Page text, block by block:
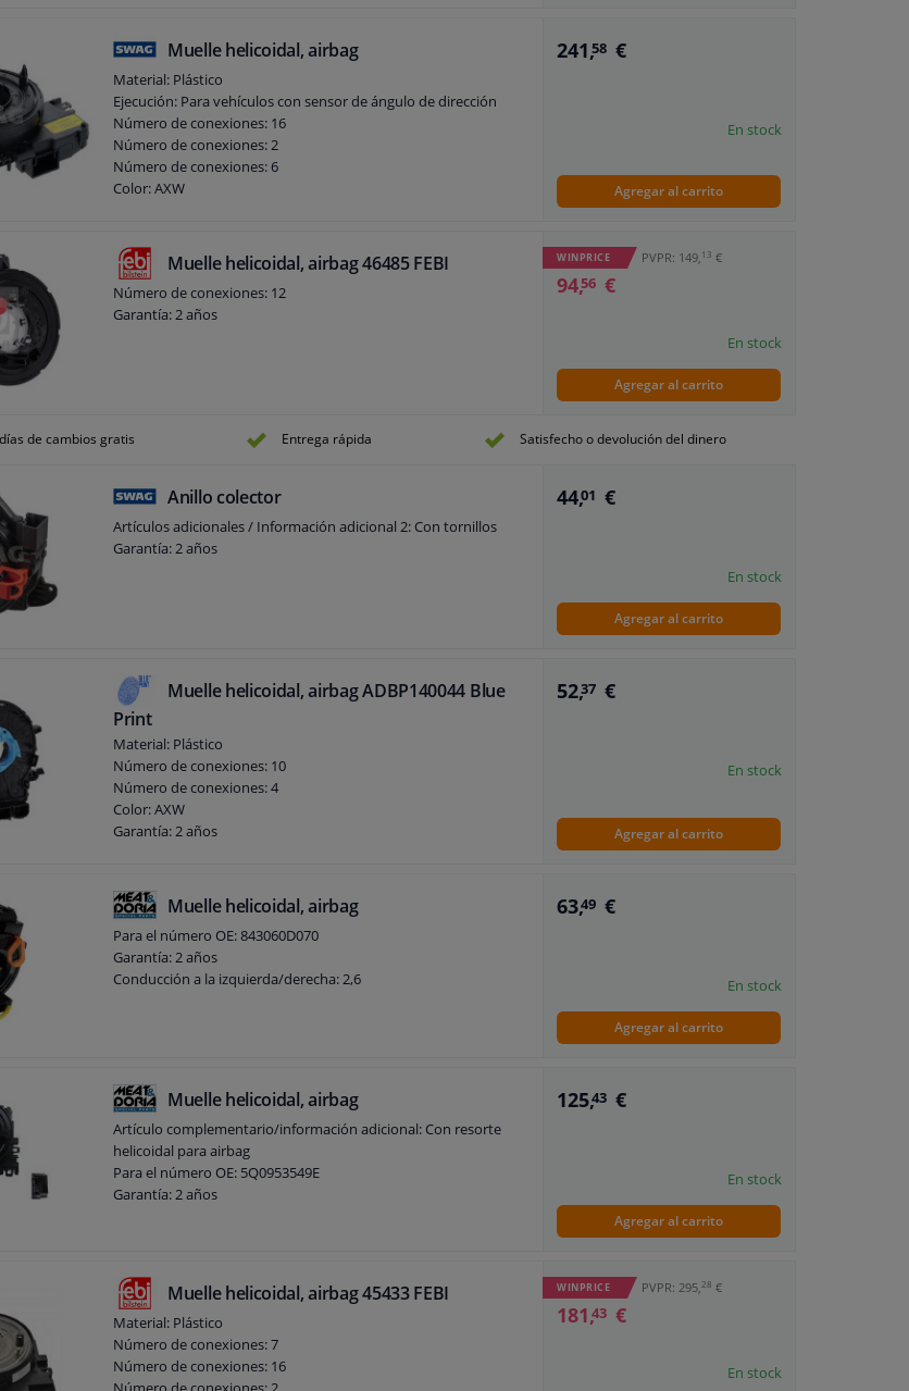
Muelle helicoidal, airbag
Material: Plástico
Ejecución: Para vehículos con sensor de ángulo de dirección
Número de conexiones: 16
Número de conexiones: 2
Número de conexiones: 6
Color: AXW
241,58 €
En stock
Agregar al carrito
Muelle helicoidal, airbag 46485 FEBI
Número de conexiones: 12
Garantía: 2 años
WINPRICE PVPR: 149,13 €
94,56 €
En stock
Agregar al carrito
de cambios gratis Entrega rápida Satisfecho o devolución del dinero
Anillo colector
Artículos adicionales / Información adicional 2: Con tornillos
Garantía: 2 años
44,01 €
En stock
Agregar al carrito
Muelle helicoidal, airbag ADBP140044 Blue
Print
Material: Plástico
Número de conexiones: 10
Número de conexiones: 4
Color: AXW
Garantía: 2 años
52,37 €
En stock
Agregar al carrito
Muelle helicoidal, airbag
Para el número OE: 843060D070
Garantía: 2 años
Conducción a la izquierda/derecha: 2,6
63,49 €
En stock
Agregar al carrito
Muelle helicoidal, airbag
Artículo complementario/información adicional: Con resorte
helicoidal para airbag
Para el número OE: 5Q0953549E
Garantía: 2 años
125,43 €
En stock
Agregar al carrito
Muelle helicoidal, airbag 45433 FEBI
Material: Plástico
Número de conexiones: 7
Número de conexiones: 16
WINPRICE PVPR: 295,28 €
181,43 €
En stock